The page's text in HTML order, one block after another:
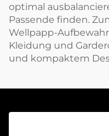
optimal
Passende finden.
Wellpapp-
Kleidung und
und kompaktem